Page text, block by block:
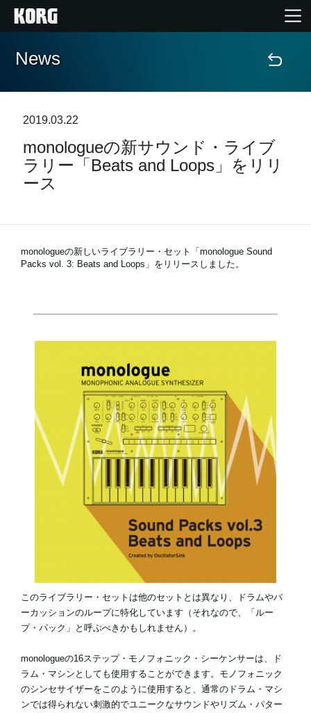
Home
Import Products
Features
Events
Support
Location
Social Media
About KORG
News
2019.03.22
monologueの新サウンド・ライブ
ラリー「Beats and Loops」をリリ
ース
monologueの新しいライブラリー・セット「monologue Sound
Packs vol. 3: Beats and Loops」をリリースしました。
このライブラリー・セットは他のセットとは異なり、ドラムやパ
ーカッションのループに特化しています（それなので、「ルー
プ・パック」と呼ぶべきかもしれません）。
monologueの16ステップ・モノフォニック・シーケンサーは、ド
ラム・マシンとしても使用することができます。モノフォニック
のシンセサイザーをこのように使用すると、通常のドラム・マシ
ンでは得られない刺激的でユニークなサウンドやリズム・パター